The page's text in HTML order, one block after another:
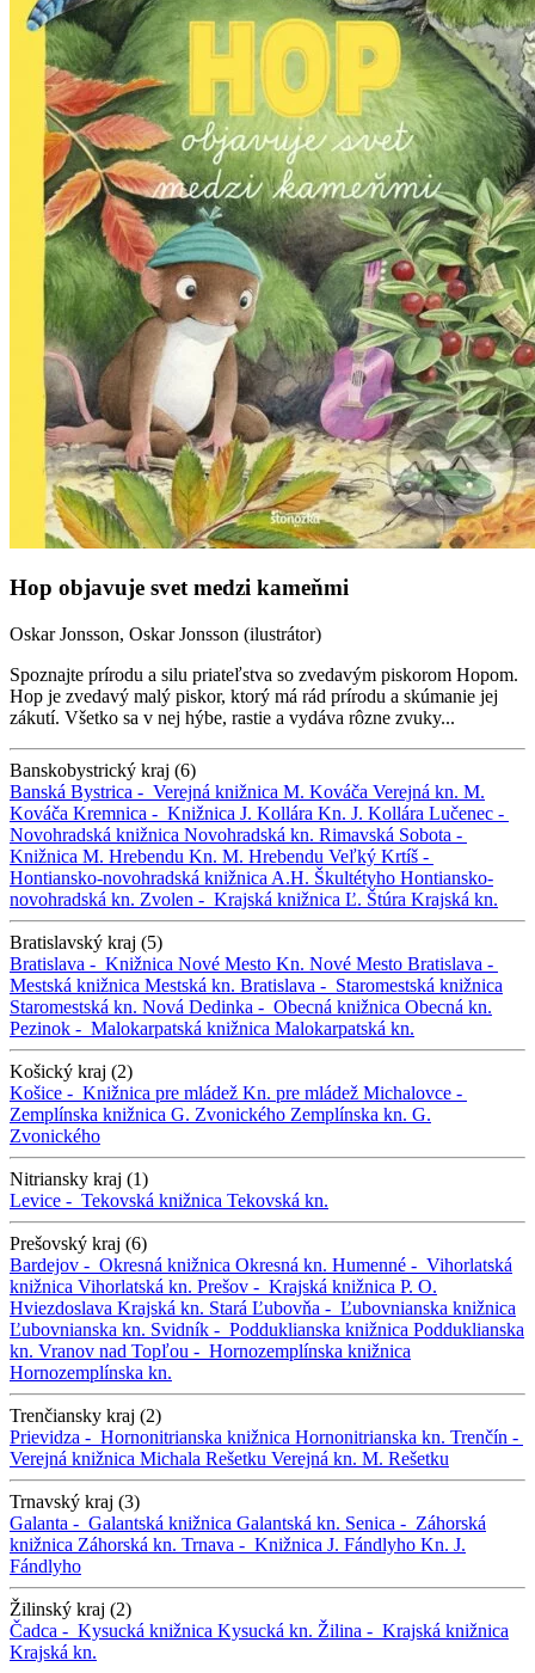
Hop objavuje svet medzi kameňmi
Oskar Jonsson, Oskar Jonsson (ilustrátor)
Spoznajte prírodu a silu priateľstva so zvedavým piskorom Hopom.
Hop je zvedavý malý piskor, ktorý má rád prírodu a skúmanie jej
zákutí. Všetko sa v nej hýbe, rastie a vydáva rôzne zvuky...
Banskobystrický kraj (6)
Banská Bystrica - Verejná knižnica M. Kováča Verejná kn. M.
Kováča Kremnica - Knižnica J. Kollára Kn. J. Kollára Lučenec -
Novohradská knižnica Novohradská kn. Rimavská Sobota -
Knižnica M. Hrebendu Kn. M. Hrebendu Veľký Krtíš -
Hontiansko-novohradská knižnica A.H. Škultétyho Hontiansko-
novohradská kn. Zvolen - Krajská knižnica Ľ. Štúra Krajská kn.
Bratislavský kraj (5)
Bratislava - Knižnica Nové Mesto Kn. Nové Mesto Bratislava -
Mestská knižnica Mestská kn. Bratislava - Staromestská knižnica
Staromestská kn. Nová Dedinka - Obecná knižnica Obecná kn.
Pezinok - Malokarpatská knižnica Malokarpatská kn.
Košický kraj (2)
Košice - Knižnica pre mládež Kn. pre mládež Michalovce -
Zemplínska knižnica G. Zvonického Zemplínska kn. G.
Zvonického
Nitriansky kraj (1)
Levice - Tekovská knižnica Tekovská kn.
Prešovský kraj (6)
Bardejov - Okresná knižnica Okresná kn. Humenné - Vihorlatská
knižnica Vihorlatská kn. Prešov - Krajská knižnica P. O.
Hviezdoslava Krajská kn. Stará Ľubovňa - Ľubovnianska knižnica
Ľubovnianska kn. Svidník - Podduklianska knižnica Podduklianska
kn. Vranov nad Topľou - Hornozemplínska knižnica
Hornozemplínska kn.
Trenčiansky kraj (2)
Prievidza - Hornonitrianska knižnica Hornonitrianska kn. Trenčín -
Verejná knižnica Michala Rešetku Verejná kn. M. Rešetku
Trnavský kraj (3)
Galanta - Galantská knižnica Galantská kn. Senica - Záhorská
knižnica Záhorská kn. Trnava - Knižnica J. Fándlyho Kn. J.
Fándlyho
Žilinský kraj (2)
Čadca - Kysucká knižnica Kysucká kn. Žilina - Krajská knižnica
Krajská kn.